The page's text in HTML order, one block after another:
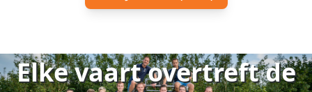
Elke vaart overtreft de